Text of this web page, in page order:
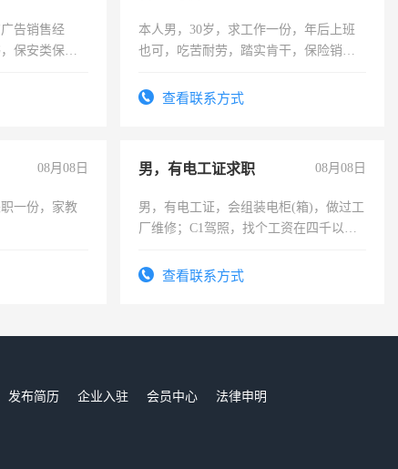
告销售经
保安类保安
作经验
本人男，30岁，求工作一份，年后上班
也可，吃苦耐劳，踏实肯干，保险销售
查看联系方式
08月08日
一份，家教
男，有电工证求职 08月08日
男，有电工证，会组装电柜(箱)，做过工
厂维修；C1驾照，找个工资在四千以
电话查看联系方式
发布简历 企业入驻 会员中心
法律申明